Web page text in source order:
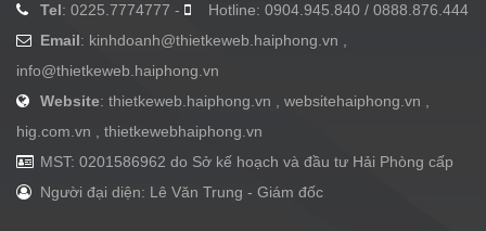
Tel: 0225.7774777 -
Hotline: 0904.945.840 / 0888.876.444
Email: kinhdoanh@thietkeweb.haiphong.vn
info@thietkeweb.haiphong.vn
Website: thietkeweb.haiphong.vn , websitehaiphong.vn ,
hig.com.vn , thietkewebhaiphong.vn
MST: 0201586962 do Sở kế hoạch và đầu tư Hải Phòng cấp
Người đại diện: Lê Văn Trung - Giám đốc